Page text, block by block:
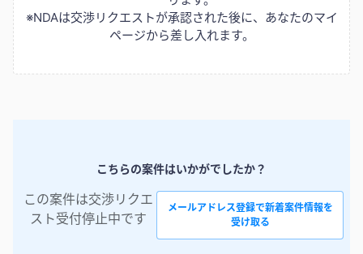
※NDAは交渉リクエストが承認された後に、あなたのマイ
ページから差し入れます。
こちらの案件はいかがでしたか？
この案件は交渉リクエ
スト受付停止中です
メールアドレス登録で新着案件情報を
受け取る